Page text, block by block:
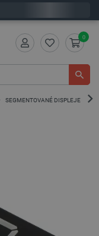
0
SEGMENTOVANÉ DISPLEJE